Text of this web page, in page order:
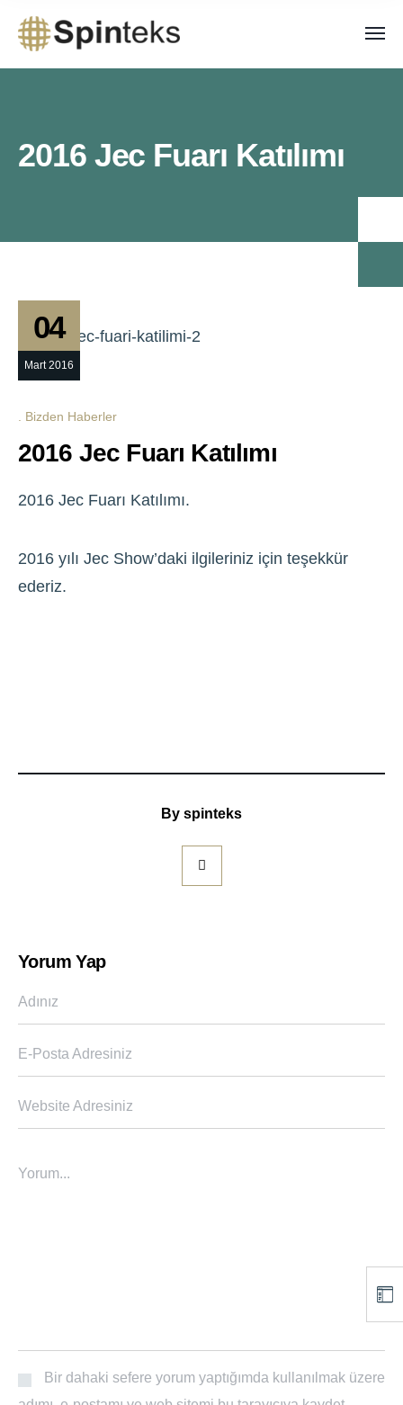
2016 Jec Fuarı Katılımı
04
Mart 2016
Bizden Haberler
2016 Jec Fuarı Katılımı
2016 Jec Fuarı Katılımı.
2016 yılı Jec Show’daki ilgileriniz için teşekkür
ederiz.
By spinteks
Yorum Yap
Adınız
E-Posta Adresiniz
Website Adresiniz
Yorum...
Bir dahaki sefere yorum yaptığımda kullanılmak üzere